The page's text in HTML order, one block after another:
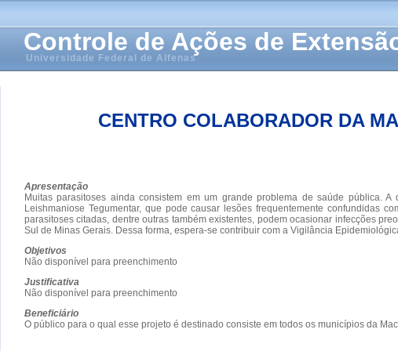
Controle de Ações de
Universidade Federal de Alfenas
CENTRO COLABORADOR DA
Apresentação
Muitas parasitoses ainda consistem em um grande problema de saúde pública.
Leishmaniose Tegumentar, que pode causar lesões frequentemente confundidas
parasitoses citadas, dentre outras também existentes, podem ocasionar infecções
Sul de Minas Gerais. Dessa forma, espera-se contribuir com a Vigilância
Objetivos
Não disponível para preenchimento
Justificativa
Não disponível para preenchimento
Beneficiário
O público para o qual esse projeto é destinado consiste em todos os municípios da